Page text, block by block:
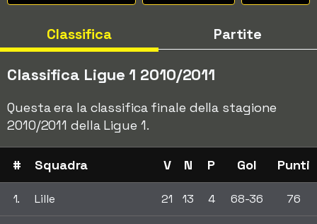
Classifica Partite
Classifica Ligue 1 2010/2011
Questa era la classifica finale della stagione
2010/2011 della Ligue 1.
# Squadra V N P Gol Punti
1. Lille 21 13 4 68-36 76